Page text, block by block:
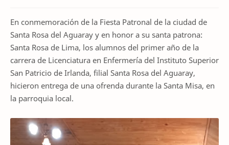
En conmemoración de la Fiesta Patronal de la ciudad de
Santa Rosa del Aguaray y en honor a su santa patrona:
Santa Rosa de Lima, los alumnos del primer año de la
carrera de Licenciatura en Enfermería del Instituto Superior
San Patricio de Irlanda, filial Santa Rosa del Aguaray,
hicieron entrega de una ofrenda durante la Santa Misa, en
la parroquia local.